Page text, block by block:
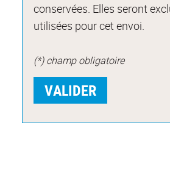
conservées. Elles seront
utilisées pour cet envoi.
(*) champ obligatoire